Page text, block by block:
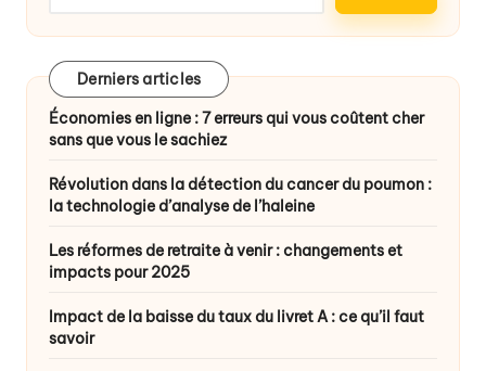
Derniers articles
Économies en ligne : 7 erreurs qui vous coûtent cher
sans que vous le sachiez
Révolution dans la détection du cancer du poumon :
la technologie d’analyse de l’haleine
Les réformes de retraite à venir : changements et
impacts pour 2025
Impact de la baisse du taux du livret A : ce qu’il faut
savoir